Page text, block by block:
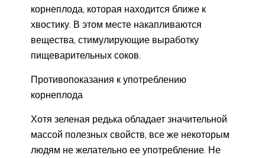
корнеплода, которая находится ближе к
хвостику. В этом месте накапливаются
вещества, стимулирующие выработку
пищеварительных соков.
Противопоказания к употреблению
корнеплода
Хотя зеленая редька обладает значительной
массой полезных свойств, все же некоторым
людям не желательно ее употребление. Не